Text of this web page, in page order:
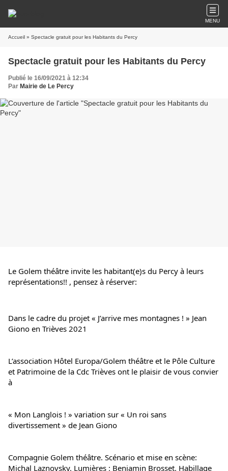
MENU
Accueil » Spectacle gratuit pour les Habitants du Percy
Spectacle gratuit pour les Habitants du Percy
Publié le 16/09/2021 à 12:34
Par Mairie de Le Percy
Le Golem théâtre invite les habitant(e)s du Percy à leurs
représentations!! , pensez à réserver:
Dans le cadre du projet « J’arrive mes montagnes ! » Jean
Giono en Trièves 2021
L’association Hôtel Europa/Golem théâtre et le Pôle Culture
et Patrimoine de la Cdc Trièves ont le plaisir de vous convier
à
« Mon Langlois ! » variation sur « Un roi sans
divertissement » de Jean Giono
Compagnie Golem théâtre. Scénario et mise en scène:
Michal Laznovsky. Lumières : Benjamin Brosset. Habillage